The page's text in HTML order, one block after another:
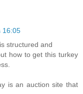
16:05
structured and
how to get this turkey
is an auction site that